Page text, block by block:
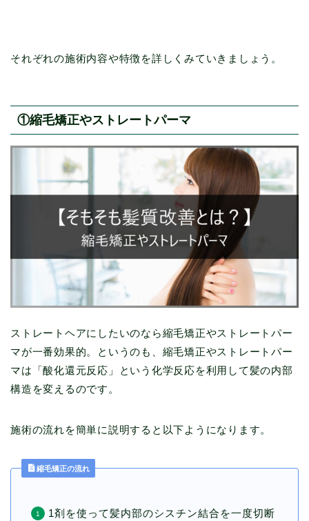
それぞれの施術内容や特徴を詳しくみていきましょう。
①縮毛矯正やストレートパーマ
ストレートヘアにしたいのなら縮毛矯正やストレートパー
マが一番効果的。というのも、縮毛矯正やストレートパー
マは「酸化還元反応」という化学反応を利用して髪の内部
構造を変えるのです。
施術の流れを簡単に説明すると以下ようになります。
縮毛矯正の流れ
1剤を使って髪内部のシスチン結合を一度切断